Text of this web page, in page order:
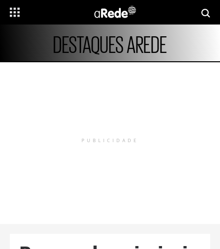
DESTAQUES AREDE
PUBLICIDADE